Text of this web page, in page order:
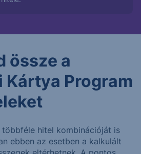
össze a
Kártya Program
többféle hitel kombinációját is
ebben az esetben a kalkulált